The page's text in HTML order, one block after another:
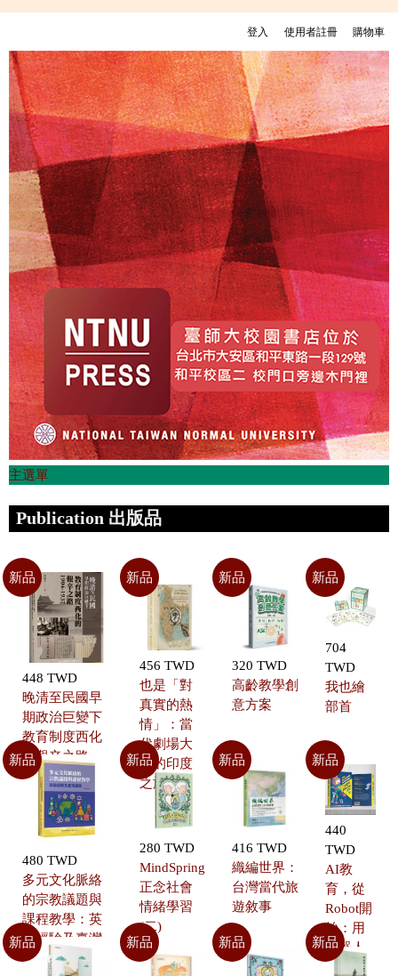
購物車
使用者註冊
登入
主選單
Publication 出版品
新品
448 TWD
晚清至民國早
期政治巨變下
教育制度西化
的艱辛之路
（1904~1937）
新品
456 TWD
也是「對
真實的熱
情」：當
代劇場大
師的印度
之旅
新品
320 TWD
高齡教學創
意方案
新品
704
TWD
我也繪
部首
新品
480 TWD
多元文化脈絡
的宗教議題與
課程教學：英
國經驗及臺灣
課題
新品
280 TWD
MindSpring
正念社會
情緒學習
(二)
新品
416 TWD
織編世界：
台灣當代旅
遊敘事
新品
440
TWD
AI教
育，從
Robot開
始：用
機器人
STEAM
新品 新品 新品 新品